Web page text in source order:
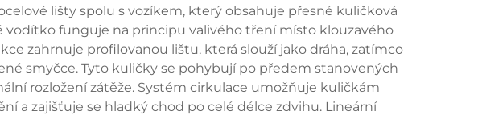
lišty spolu s vozíkem, který obsahuje přesné kuličková
vodítko funguje na principu valivého tření místo klouzavého
zahrnuje profilovanou lištu, která slouží jako dráha, zatímco
smyčce. Tyto kuličky se pohybují po předem stanovených
rozložení zátěže. Systém cirkulace umožňuje kuličkám
a zajišťuje se hladký chod po celé délce zdvihu. Lineární